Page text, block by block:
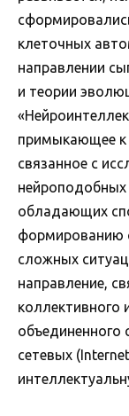
клеточных
направлении
и теории
примыкающее
связанное с
обладающих
формированию
сложных
направление,
коллективного
сетевых